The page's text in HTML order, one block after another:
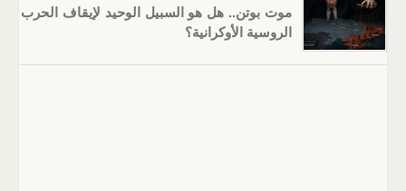
موت بوتن.. هل هو السبيل الوحيد لإيقاف الحرب
الروسية الأوكرانية؟